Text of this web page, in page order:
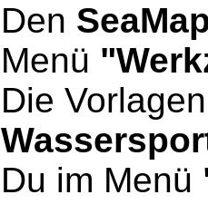
Den
Menü
Die
Du im Menü